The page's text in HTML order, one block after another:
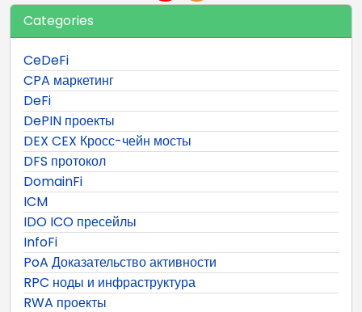
Categories
CeDeFi
CPA маркетинг
DeFi
DePIN проекты
DEX CEX Кросс-чейн мосты
DFS протокол
DomainFi
ICM
IDO ICO пресейлы
InfoFi
PoA Доказательство активности
RPC ноды и инфраструктура
RWA проекты